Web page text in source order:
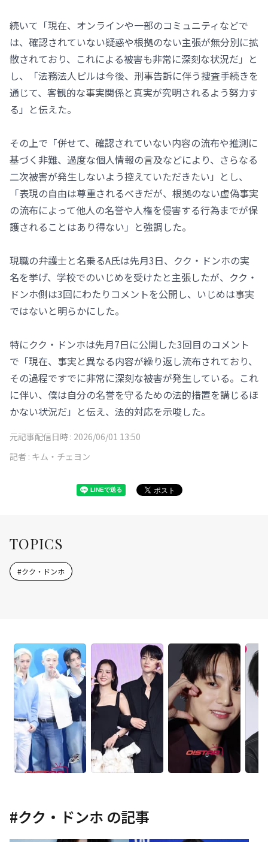
続いて「現在、オンラインや一部のコミュニティなどで
は、確認されていない疑惑や根拠のない主張が無分別に拡
散されており、これによる被害も非常に深刻な状況だ」と
し、「法務法人ピルは今後、刑事告訴に伴う捜査手続きを
通じて、客観的な事実関係と真実が究明されるよう努力す
る」と伝えた。
その上で「併せて、確認されていない内容の流布や推測に
基づく非難、過度な個人情報の言及などにより、さらなる
二次被害が発生しないよう控えていただきたい」とし、
「表現の自由は尊重されるべきだが、根拠のない虚偽事実
の流布によって他人の名誉や人権を侵害する行為までが保
護されることはあり得ない」と強調した。
現職の弁護士と名乗るA氏は先月3日、クク・ドンホの実
名を挙げ、学校でのいじめを受けたと主張したが、クク・
ドンホ側は3回にわたりコメントを公開し、いじめは事実
ではないと明らかにした。
特にクク・ドンホは先月7日に公開した3回目のコメント
で「現在、事実と異なる内容が繰り返し流布されており、
その過程ですでに非常に深刻な被害が発生している。これ
に伴い、僕は自分の名誉を守るための法的措置を講じるほ
かない状況だ」と伝え、法的対応を示唆した。
元記事配信日時 : 2026/06/01 13:50
記者 : キム・チェヨン
TOPICS
#クク・ドンホ
#クク・ドンホ の記事